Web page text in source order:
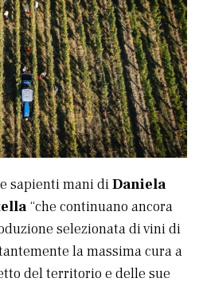
sapienti mani diDaniela
“che continuano ancora
selezionata di vini di
la massima cura a
del territorio e delle sue